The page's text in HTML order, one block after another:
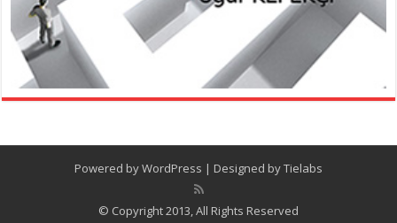
Powered byWordPress | Designed byTielabs
© Copyright 2013, All Rights Reserved